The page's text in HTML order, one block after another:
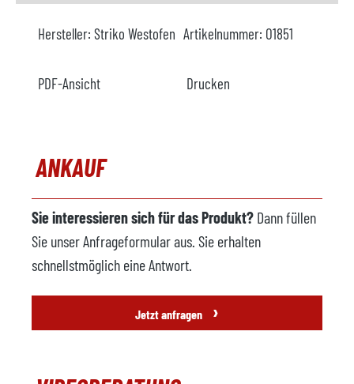
Hersteller: Striko Westofen Artikelnummer: O1851
PDF-Ansicht Drucken
ANKAUF
Sie interessieren sich für das Produkt? Dann füllen
Sie unser Anfrageformular aus. Sie erhalten
schnellstmöglich eine Antwort.
Jetzt anfragen ›